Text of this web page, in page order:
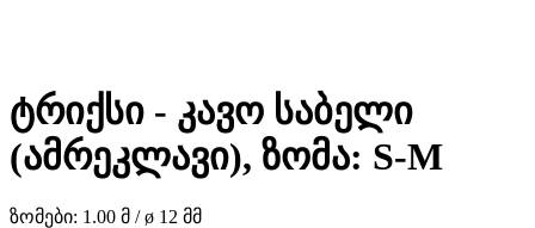
ტრიქსი - კავო საბელი
(ამრეკლავი), ზომა: S-M
ზომები: 1.00 მ / ø 12 მმ